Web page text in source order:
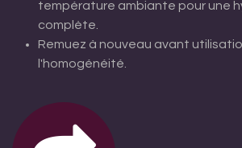
température ambiante pour une
complète.
Remuez à nouveau avant
l'homogénéité.